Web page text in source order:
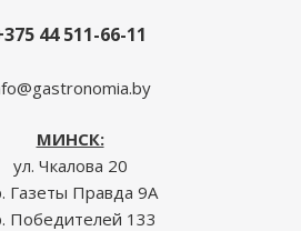
44 511-66-11
МИНСК:
ул. Чкалова 20
Газеты Правда 9А
Победителей 133